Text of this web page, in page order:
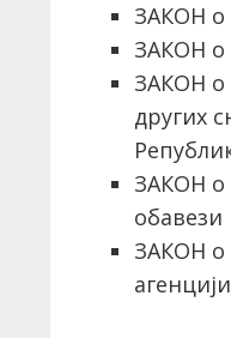
ЗАКОН о
ЗАКОН о
ЗАКОН о
других
ЗАКОН о
обавези
ЗАКОН о
агенцији